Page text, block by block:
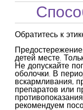
Обратитесь к
детей месте.
Не допускайте
оболочки. В
вскармливания,
препаратов или
рекомендуем